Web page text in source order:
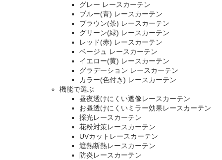
グレー レースカーテン
ブルー(青) レースカーテン
ブラウン(茶) レースカーテン
グリーン(緑) レースカーテン
レッド(赤) レースカーテン
ベージュ レースカーテン
イエロー(黄) レースカーテン
グラデーション レースカーテン
カラー(色付き) レースカーテン
機能で選ぶ
昼夜透けにくい遮像レースカーテン
お昼透けにくいミラー効果レースカーテン
採光レースカーテン
花粉対策レースカーテン
UVカットレースカーテン
遮熱断熱レースカーテン
防炎レースカーテン